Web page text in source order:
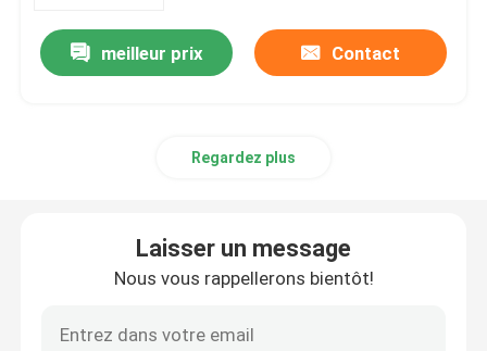
meilleur prix Contact
Regardez plus
Laisser un message
Nous vous rappellerons bientôt!